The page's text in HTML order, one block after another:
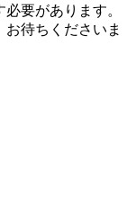
要があります。
待ちくださいま